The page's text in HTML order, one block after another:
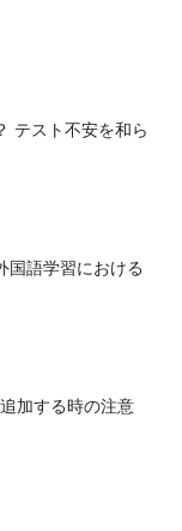
テスト不安を和ら
国語学習における
加する時の注意